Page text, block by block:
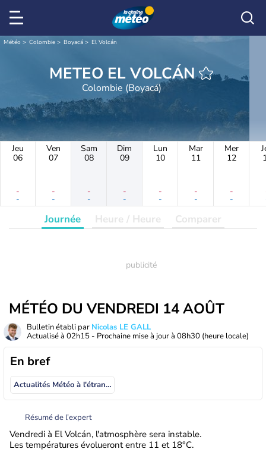
Météo Colombie Boyacá El Volcán
METEO EL VOLCÁN
Colombie (Boyacá)
Jeu
06
-
-
Ven
07
-
-
Sam
08
-
-
Dim
09
-
-
Lun
10
-
-
Mar
11
-
-
Mer
12
-
-
Journée Heure / Heure Comparer
MÉTÉO DU VENDREDI 14 AOÛT
Bulletin établi par Nicolas LE GALL
Actualisé à 02h15 - Prochaine mise à jour à 08h30 (heure locale)
En bref
Actualités Météo à l'étranger
Résumé de l’expert
Vendredi à El Volcán, l'atmosphère sera instable.
Les températures évolueront entre 11 et 18°C.